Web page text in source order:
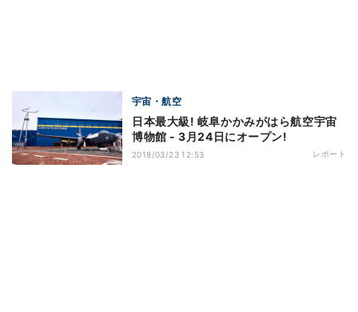
宇宙・航空
日本最大級! 岐阜かかみがはら航空宇宙
博物館 - 3月24日にオープン!
2018/03/23 12:53 レポート